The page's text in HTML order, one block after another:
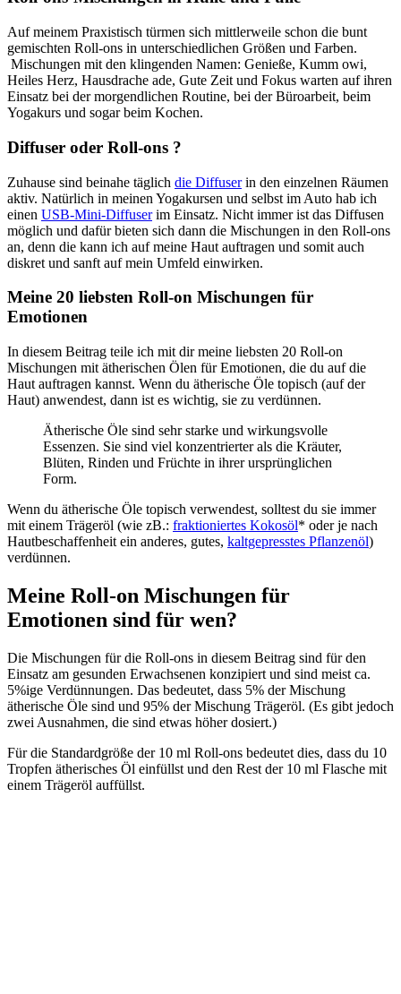
Auf meinem Praxistisch türmen sich mittlerweile schon die bunt
gemischten Roll-ons in unterschiedlichen Größen und Farben.
Mischungen mit den klingenden Namen: Genieße, Kumm owi,
Heiles Herz, Hausdrache ade, Gute Zeit und Fokus warten auf ihren
Einsatz bei der morgendlichen Routine, bei der Büroarbeit, beim
Yogakurs und sogar beim Kochen.
Diffuser oder Roll-ons ?
Zuhause sind beinahe täglich die Diffuserin den einzelnen Räumen
aktiv. Natürlich in meinen Yogakursen und selbst im Auto hab ich
einen USB-Mini-Diffuserim Einsatz. Nicht immer ist das Diffusen
möglich und dafür bieten sich dann die Mischungen in den Roll-ons
an, denn die kann ich auf meine Haut auftragen und somit auch
diskret und sanft auf mein Umfeld einwirken.
Meine 20 liebsten Roll-on Mischungen für
Emotionen
In diesem Beitrag teile ich mit dir meine liebsten 20 Roll-on
Mischungen mit ätherischen Ölen für Emotionen, die du auf die
Haut auftragen kannst. Wenn du ätherische Öle topisch (auf der
Haut) anwendest, dann ist es wichtig, sie zu verdünnen.
Ätherische Öle sind sehr starke und wirkungsvolle
Essenzen. Sie sind viel konzentrierter als die Kräuter,
Blüten, Rinden und Früchte in ihrer ursprünglichen
Form.
Wenn du ätherische Öle topisch verwendest, solltest du sie immer
mit einem Trägeröl (wie zB.: fraktioniertes Kokosöl* oder je nach
Hautbeschaffenheit ein anderes, gutes, kaltgepresstes Pflanzenöl)
verdünnen.
Meine Roll-on Mischungen für
Emotionen sind für wen?
Die Mischungen für die Roll-ons in diesem Beitrag sind für den
Einsatz am gesunden Erwachsenen konzipiert und sind meist ca.
5%ige Verdünnungen. Das bedeutet, dass 5% der Mischung
ätherische Öle sind und 95% der Mischung Trägeröl. (Es gibt jedoch
zwei Ausnahmen, die sind etwas höher dosiert.)
Für die Standardgröße der 10 ml Roll-ons bedeutet dies, dass du 10
Tropfen ätherisches Öl einfüllst und den Rest der 10 ml Flasche mit
einem Trägeröl auffüllst.